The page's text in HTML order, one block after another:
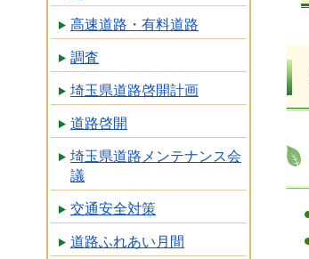
高速道路・有料道路
調査
埼玉県道路啓開計画
道路啓開
埼玉県道路メンテナンス会
議
交通安全対策
道路ふれあい月間